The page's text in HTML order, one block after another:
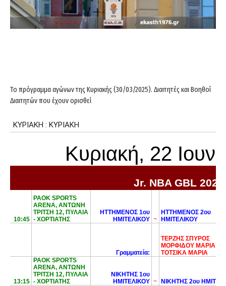
Το πρόγραμμα αγώνων της Κυριακής (30/03/2025). Διαιτητές και Βοηθοί
Διαιτητών που έχουν ορισθεί